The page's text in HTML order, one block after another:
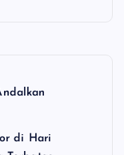
di Hari